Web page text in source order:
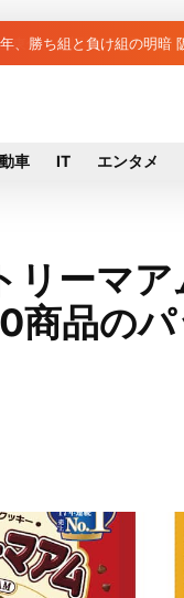
、勝ち組と負け組の明暗
車 IT エンタメ
ーマア
品のパ